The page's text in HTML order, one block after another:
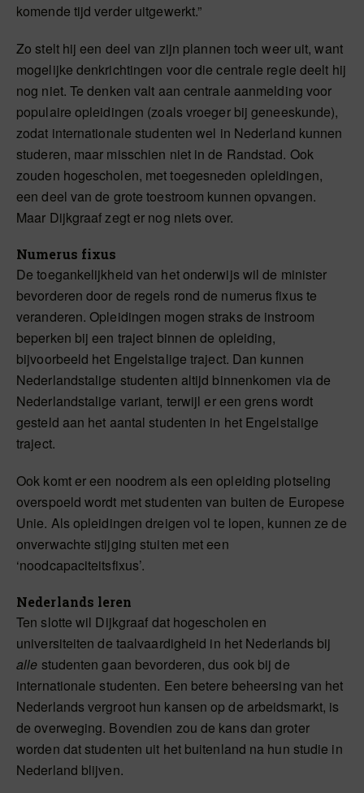
komende tijd verder uitgewerkt.”
Zo stelt hij een deel van zijn plannen toch weer uit, want
mogelijke denkrichtingen voor die centrale regie deelt hij
nog niet. Te denken valt aan centrale aanmelding voor
populaire opleidingen (zoals vroeger bij geneeskunde),
zodat internationale studenten wel in Nederland kunnen
studeren, maar misschien niet in de Randstad. Ook
zouden hogescholen, met toegesneden opleidingen,
een deel van de grote toestroom kunnen opvangen.
Maar Dijkgraaf zegt er nog niets over.
Numerus fixus
De toegankelijkheid van het onderwijs wil de minister
bevorderen door de regels rond de numerus fixus te
veranderen. Opleidingen mogen straks de instroom
beperken bij een traject binnen de opleiding,
bijvoorbeeld het Engelstalige traject. Dan kunnen
Nederlandstalige studenten altijd binnenkomen via de
Nederlandstalige variant, terwijl er een grens wordt
gesteld aan het aantal studenten in het Engelstalige
traject.
Ook komt er een noodrem als een opleiding plotseling
overspoeld wordt met studenten van buiten de Europese
Unie. Als opleidingen dreigen vol te lopen, kunnen ze de
onverwachte stijging stuiten met een
‘noodcapaciteitsfixus’.
Nederlands leren
Ten slotte wil Dijkgraaf dat hogescholen en
universiteiten de taalvaardigheid in het Nederlands bij
alle studenten gaan bevorderen, dus ook bij de
internationale studenten. Een betere beheersing van het
Nederlands vergroot hun kansen op de arbeidsmarkt, is
de overweging. Bovendien zou de kans dan groter
worden dat studenten uit het buitenland na hun studie in
Nederland blijven.